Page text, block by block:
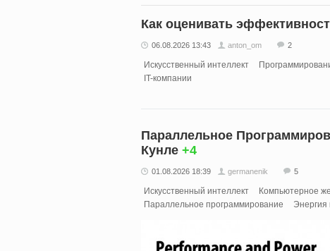
Как оценивать
06.08.2026 13:43 anton_om 2
Искусственный интеллект
IT-компании
Параллельное
Кунле +4
01.08.2026 18:39 germanenik 5
Искусственный интеллект Компьютерное
Параллельное программирование
Энергия